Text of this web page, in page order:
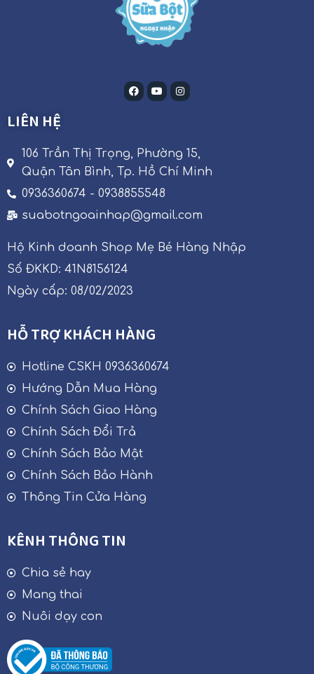
LIÊN HỆ
106 Trần Thị Trọng, Phường 15,
Quận Tân Bình, Tp. Hồ Chí Minh
0936360674 - 0938855548
suabotngoainhap@gmail.com
Hộ Kinh doanh Shop Mẹ Bé Hàng Nhập
Số ĐKKD: 41N8156124
Ngày cấp: 08/02/2023
HỖ TRỢ KHÁCH HÀNG
Hotline CSKH 0936360674
Hướng Dẫn Mua Hàng
Chính Sách Giao Hàng
Chính Sách Đổi Trả
Chính Sách Bảo Mật
Chính Sách Bảo Hành
Thông Tin Cửa Hàng
KÊNH THÔNG TIN
Chia sẻ hay
Mang thai
Nuôi dạy con